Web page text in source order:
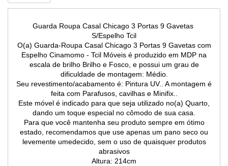
Guarda Roupa Casal Chicago 3 Portas 9 Gavetas
S/Espelho Tcil
O(a) Guarda-Roupa Casal Chicago 3 Portas 9 Gavetas com
Espelho Cinamomo - Tcil Móveis é produzido em MDP na
escala de brilho Brilho e Fosco, e possui um grau de
dificuldade de montagem: Médio.
Seu revestimento/acabamento é: Pintura UV.. A montagem é
feita com Parafusos, cavilhas e Minifix..
Este móvel é indicado para que seja utilizado no(a) Quarto,
dando um toque especial no cômodo de sua casa.
Para que você mantenha seu produto sempre em ótimo
estado, recomendamos que use apenas um pano seco ou
levemente umedecido, sem o uso de quaisquer produtos
abrasivos
Altura: 214cm